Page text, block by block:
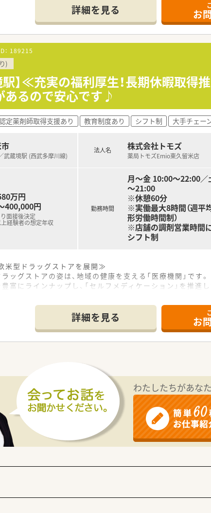
こそ『健康をトータルでサポート』できます。
寄りまで健康相談を通じてセルフメディケーション推進に
組みも積極的行っております。
進しており、普通の調剤薬局では扱っていない種類の漢
制はもちろん、多様なキャリアを支援するシステムが整
長・教育担当・エリア責任者・新規事業の立ち上げ・バイヤー
20日間制度があり！
分けて取得し、年間休日120～125日（長期休日20日間含
詳細を見る お
189215
)
駅】≪充実の福利厚生！長期休暇取
あるので安心です♪
定薬剤師取得支援あり 教育制度あり シフト制 大手チェー
武蔵境駅 (西武多摩川線)
万円
400,000円
面接後決定
経験者の想定年収
法人名 株式会社トモズ
薬局トモズEmio東久留米店
勤務時間
月～金 10:00～22:00
～21:00
※休憩60分
※実働最大8時間（週平
形労働時間制）
※店舗の調剤営業時間
シフト制
米型ドラッグストアを展開≫
ッグストアの姿は、地域の健康を支える「医療機関」です。
富にラインナップし、「セルフメディケーション」を推進し
・サプリメントなど、各分野で的確にアドバイスできる総合
ションを推進することにより、医療費削減を通じて社会にも
資の安定した事業経営≫
われるドラッグストア業界において盤石な経営基盤は大き
要なヘルスケア分野に、戦略的かつ積極的な先行投資をして
受け、調剤オペレーションの自動化を導入し効率化も図って
利厚生と制度もあるため、長く安心して生活を送ることがで
律以上の制度を用意し、子育てをしながら働ける環境を整
長し、長く活躍し続けられる環境の中で新たな一歩を踏み出
やすい職場環境≫
付けで呼び合えるほどフラットな関係性で、役職や立場は関
はアイデアを出しやすく、大きく成長できるチャンスが豊
を実現するために、様々なサークル活動制度も用意していま
界で、薬剤師は日常業務を行いながらも日々学び続けるこ
詳細を見る お
わたしたちがあな